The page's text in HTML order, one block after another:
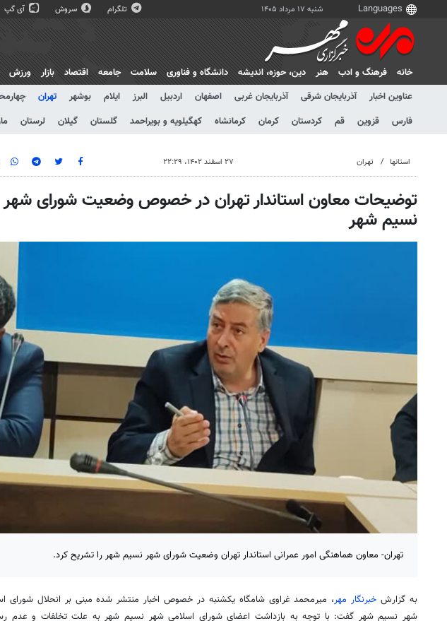
شنبه ۱۷ مرداد ۱۴۰۵ تلگرام سروش آی گپ
خانه فرهنگ و ادب هنر دين، حوزه، انديشه دانشگاه و فناوری سلامت جامعه اقتصاد بازار ورزش
عناوین اخبار
آذربایجان شرقی آذربایجان غربی اصفهان اردبیل البرز ایلام بوشهر تهران
فارس
قزوین قم کردستان کرمان کرمانشاه کهگیلویه و بویراحمد گلستان گیلان لرستان
استانها تهران ۲۷ اسفند ۱۴۰۲، ۲۲:۲۹
توضیحات معاون استاندار تهران در خصوص وضعیت شورای شهر
نسیم شهر
تهران- معاون هماهنگی امور عمرانی استاندار تهران وضعیت شورای شهر نسیم شهر را تشریح کرد.
به گزارشخبرنگار مهر، میرمحمد غراوی شامگاه یکشنبه در خصوص اخبار منتشر شده مبنی بر انحلال شورای
شهر نسیم شهر گفت: با توجه به بازداشت اعضای شورای اسلامی شهر نسیم شهر به علت تخلفات و عدم